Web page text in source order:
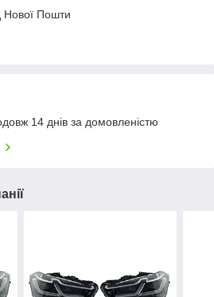
Нової Пошти
14 днів за домовленістю